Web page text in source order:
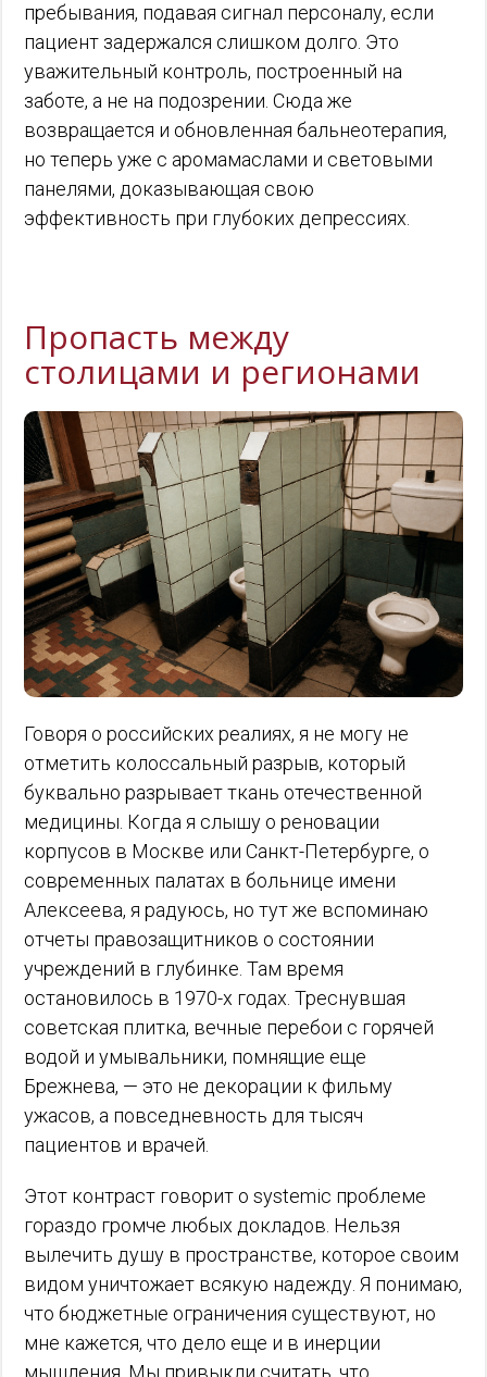
пребывания, подавая сигнал персоналу, если
пациент задержался слишком долго. Это
уважительный контроль, построенный на
заботе, а не на подозрении. Сюда же
возвращается и обновленная бальнеотерапия,
но теперь уже с аромамаслами и световыми
панелями, доказывающая свою
эффективность при глубоких депрессиях.
Пропасть между
столицами и регионами
Говоря о российских реалиях, я не могу не
отметить колоссальный разрыв, который
буквально разрывает ткань отечественной
медицины. Когда я слышу о реновации
корпусов в Москве или Санкт-Петербурге, о
современных палатах в больнице имени
Алексеева, я радуюсь, но тут же вспоминаю
отчеты правозащитников о состоянии
учреждений в глубинке. Там время
остановилось в 1970-х годах. Треснувшая
советская плитка, вечные перебои с горячей
водой и умывальники, помнящие еще
Брежнева, — это не декорации к фильму
ужасов, а повседневность для тысяч
пациентов и врачей.
Этот контраст говорит о systemic проблеме
гораздо громче любых докладов. Нельзя
вылечить душу в пространстве, которое своим
видом уничтожает всякую надежду. Я понимаю,
что бюджетные ограничения существуют, но
мне кажется, что дело еще и в инерции
мышления. Мы привыкли считать, что